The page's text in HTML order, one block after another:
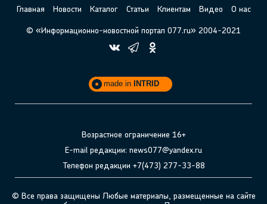
Главная
Новости Каталог Статьи Клиентам Видео О нас
© «Информационно-новостной портал 077.ru» 2004-2021
made in INTRID
Возрастное ограничение 16+
E-mail редакции: news077@yandex.ru
Телефон редакции +7(473) 277-33-88
© Все права защищены Любые материалы, размещенные на сайте